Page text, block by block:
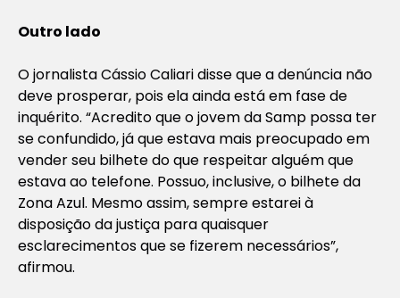
Outro lado
O jornalista Cássio Caliari disse que a denúncia não
deve prosperar, pois ela ainda está em fase de
inquérito. “Acredito que o jovem da Samp possa ter
se confundido, já que estava mais preocupado em
vender seu bilhete do que respeitar alguém que
estava ao telefone. Possuo, inclusive, o bilhete da
Zona Azul. Mesmo assim, sempre estarei à
disposição da justiça para quaisquer
esclarecimentos que se fizerem necessários”,
afirmou.